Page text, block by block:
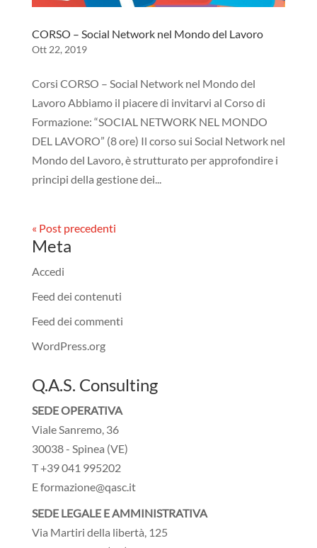
CORSO – Social Network nel Mondo del Lavoro
Ott 22, 2019
Corsi CORSO – Social Network nel Mondo del
Lavoro Abbiamo il piacere di invitarvi al Corso di
Formazione: “SOCIAL NETWORK NEL MONDO
DEL LAVORO” (8 ore) Il corso sui Social Network nel
Mondo del Lavoro, è strutturato per approfondire i
principi della gestione dei...
« Post precedenti
Meta
Accedi
Feed dei contenuti
Feed dei commenti
WordPress.org
Q.A.S. Consulting
SEDE OPERATIVA
Viale Sanremo, 36
30038 - Spinea (VE)
T +39 041 995202
E formazione@qasc.it
SEDE LEGALE E AMMINISTRATIVA
Via Martiri della libertà, 125